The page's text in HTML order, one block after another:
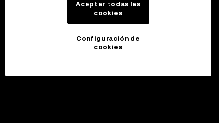
Aceptar todas las
cookies
Configuración de
cookies